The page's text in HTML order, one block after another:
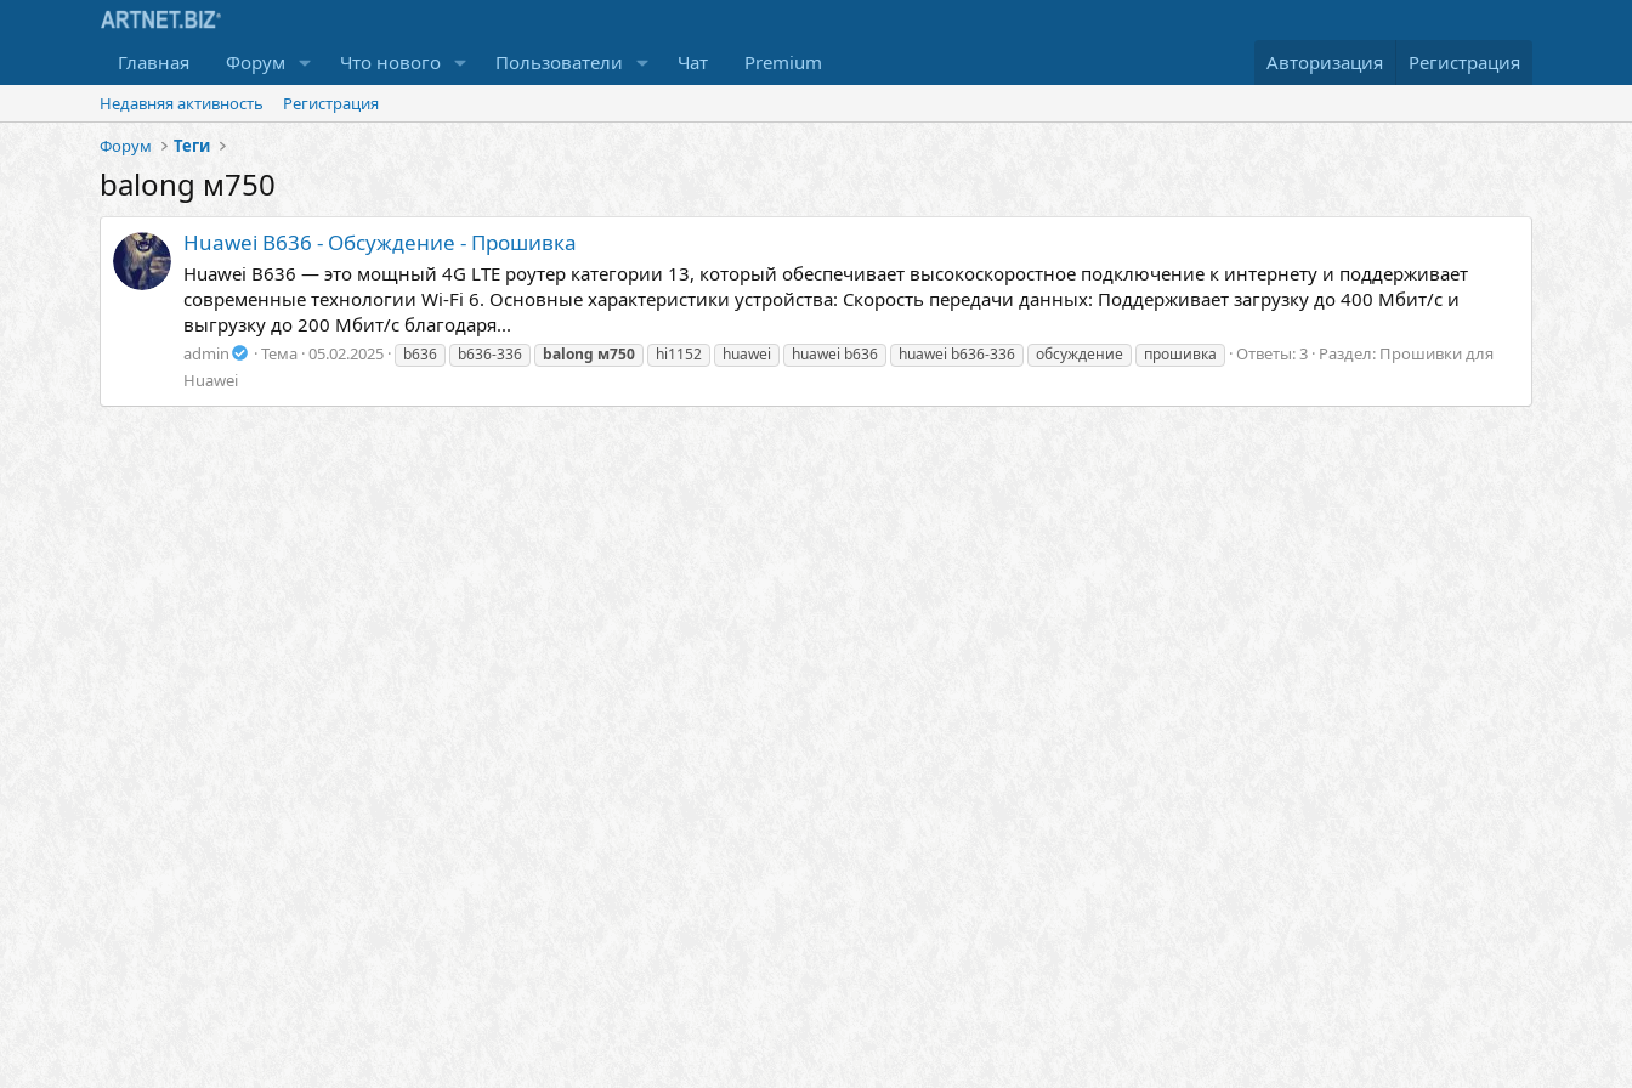
Главная Форум Что нового Пользователи Чат Premium Авторизация Регистрация
Недавняя активность
Регистрация
Форум
Теги
balong м750
Huawei B636 - Обсуждение - Прошивка
Huawei B636 — это мощный 4G LTE роутер категории 13, который обеспечивает высокоскоростное подключение к интернету и поддерживает
современные технологии Wi-Fi 6. Основные характеристики устройства: Скорость передачи данных: Поддерживает загрузку до 400 Мбит/с и
выгрузку до 200 Мбит/с благодаря...
admin Тема 05.02.2025 b636 b636-336 balong м750 hi1152 huawei huawei b636 huawei b636-336 обсуждение прошивка Ответы: 3 Раздел: Прошивки для
Huawei